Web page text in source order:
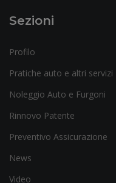
Sezioni
Profilo
Pratiche auto e altri servizi
Noleggio Auto e Furgoni
Rinnovo Patente
Preventivo Assicurazione
News
Video